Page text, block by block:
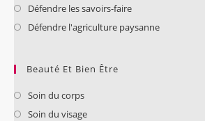
Défendre les savoirs-faire
Défendre l'agriculture paysanne
Beauté Et Bien Être
Soin du corps
Soin du visage